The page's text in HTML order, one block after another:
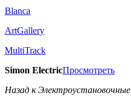
Blanca
ArtGallery
MultiTrack
Simon ElectricПросмотреть
Назад к Электроустановочные